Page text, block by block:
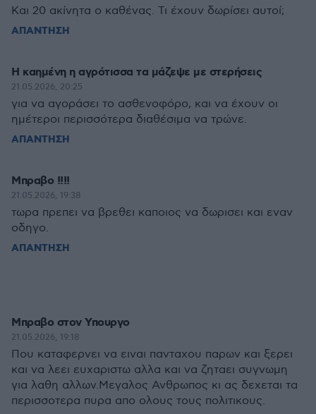
Και 20 ακίνητα ο καθένας. Τι έχουν δωρίσει αυτοί;
ΑΠΑΝΤΗΣΗ
Η καημένη η αγρότισσα τα μάζεψε με στερήσεις
21.05.2026, 20:25
για να αγοράσει το ασθενοφόρο, και να έχουν οι
ημέτεροι περισσότερα διαθέσιμα να τρώνε.
ΑΠΑΝΤΗΣΗ
Μπραβο !!!!
21.05.2026, 19:38
τωρα πρεπει να βρεθει καποιος να δωρισει και εναν
οδηγο.
ΑΠΑΝΤΗΣΗ
Μπραβο στον Υπουργο
21.05.2026, 19:18
Που καταφερνει να ειναι πανταχου παρων και ξερει
και να λεει ευχαριστω αλλα και να ζηταει συγνωμη
για λαθη αλλων.Μεγαλος Ανθρωπος κι ας δεχεται τα
περισσοτερα πυρα απο ολους τους πολιτικους.